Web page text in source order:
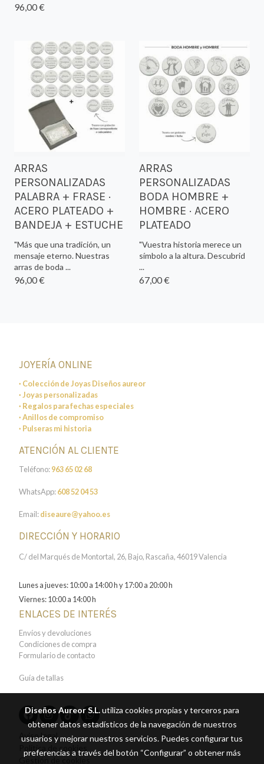
96,00 €
ARRAS
PERSONALIZADAS
PALABRA + FRASE ·
ACERO PLATEADO +
BANDEJA + ESTUCHE
"Más que una tradición, un
mensaje eterno. Nuestras
arras de boda ...
96,00 €
ARRAS
PERSONALIZADAS
BODA HOMBRE +
HOMBRE · ACERO
PLATEADO
"Vuestra historia merece un
símbolo a la altura. Descubrid
...
67,00 €
JOYERÍA ONLINE
· Colección de Joyas Diseños aureor
· Joyas personalizadas
· Regalos para fechas especiales
· Anillos de compromiso
· Pulseras mi historia
ATENCIÓN AL CLIENTE
Teléfono:963 65 02 68
WhatsApp:608 52 04 53
Email:diseaure@yahoo.es
DIRECCIÓN Y HORARIO
C/ del Marqués de Montortal, 26, Bajo, Rascaña, 46019 Valencia
Lunes a jueves: 10:00 a 14:00 h y 17:00 a 20:00 h
Viernes: 10:00 a 14:00 h
ENLACES DE INTERÉS
Envíos y devoluciones
Condiciones de compra
Formulario de contacto
Guía de tallas
Aviso legal
Política de cookies
Gestión de cookies
Diseños Aureor S.L.utiliza cookies propias y terceros para
obtener datos estadísticos de la navegación de nuestros
usuarios y mejorar nuestros servicios. Puedes configurar tus
preferencias a través del botón “Configurar” o obtener más